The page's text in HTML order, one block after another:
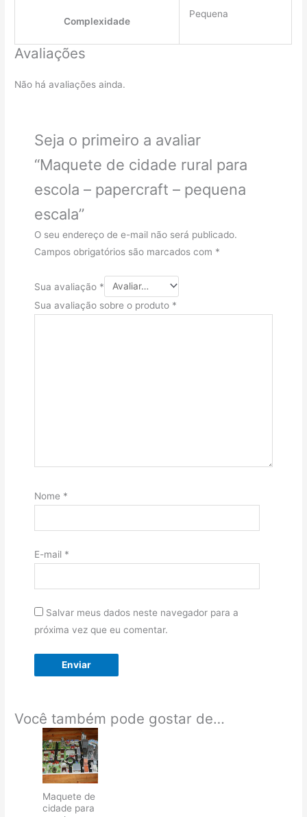
Complexidade
Pequena
Avaliações
Não há avaliações ainda.
Seja o primeiro a avaliar
“Maquete de cidade rural para
escola – papercraft – pequena
escala”
O seu endereço de e-mail não será publicado.
Campos obrigatórios são marcados com *
Sua avaliação *
Sua avaliação sobre o produto *
Nome *
E-mail *
Salvar meus dados neste navegador para a
próxima vez que eu comentar.
Você também pode gostar de…
Maquete de
cidade para